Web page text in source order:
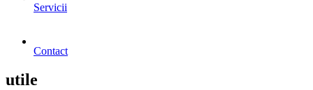
Servicii
Contact
utile